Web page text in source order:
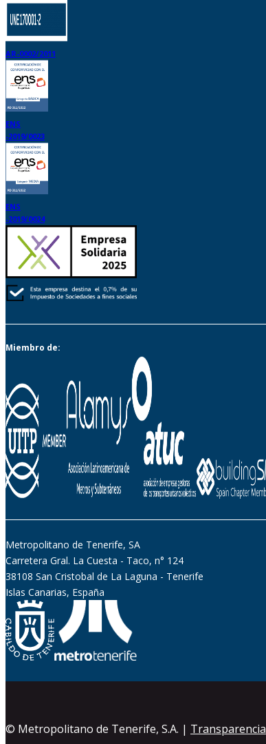
AR-0002/2011
ENS
-2019/0023
ENS
-2019/0024
Miembro de:
Metropolitano de Tenerife, SA
Carretera Gral. La Cuesta - Taco, n° 124
38108 San Cristobal de La Laguna - Tenerife
Islas Canarias, España
© Metropolitano de Tenerife, S.A. | Transparencia